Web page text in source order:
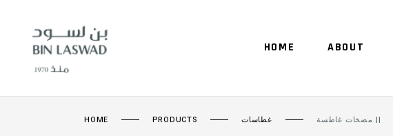
HOME ABOUT
HOME PRODUCTS غطاسات مضخات غاطسة ||